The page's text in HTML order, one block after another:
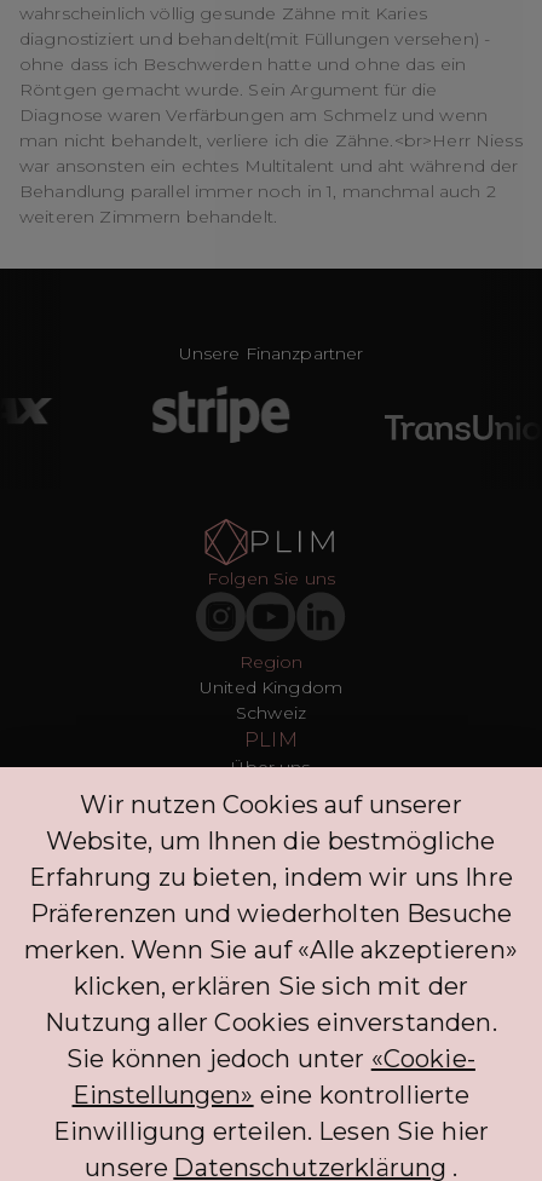
wahrscheinlich völlig gesunde Zähne mit Karies
diagnostiziert und behandelt(mit Füllungen versehen) -
ohne dass ich Beschwerden hatte und ohne das ein
Röntgen gemacht wurde. Sein Argument für die
Diagnose waren Verfärbungen am Schmelz und wenn
man nicht behandelt, verliere ich die Zähne.<br>Herr Niess
war ansonsten ein echtes Multitalent und aht während der
Behandlung parallel immer noch in 1, manchmal auch 2
weiteren Zimmern behandelt.
Unsere Finanzpartner
Region
United Kingdom
Schweiz
Folgen Sie uns
PLIM
Über uns
T&Cs
Datenschutz
Presse
Blogs
Kontakt
Kunden
FAQ
Anmelden
Entdecken Sie
Datenschutzrichtlinie
Kommentar hinterlassen
Concierge
Anmelden
Partner
Wir nutzen Cookies auf unserer
Website, um Ihnen die bestmögliche
Erfahrung zu bieten, indem wir uns Ihre
Präferenzen und wiederholten Besuche
merken. Wenn Sie auf «Alle akzeptieren»
klicken, erklären Sie sich mit der
Nutzung aller Cookies einverstanden.
Sie können jedoch unter «Cookie-
Einstellungen» eine kontrollierte
Einwilligung erteilen. Lesen Sie hier
unsere Datenschutzerklärung .